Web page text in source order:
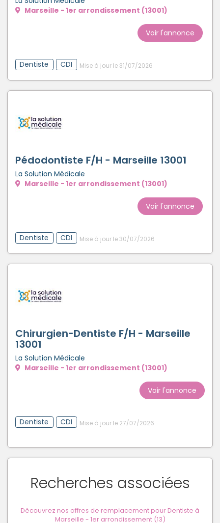
Marseille - 1er arrondissement (13001)
Voir l'annonce
Dentiste CDI Mise à jour le 31/07/2026
Pédodontiste F/H - Marseille 13001
La Solution Médicale
Marseille - 1er arrondissement (13001)
Voir l'annonce
Dentiste CDI Mise à jour le 30/07/2026
Chirurgien-Dentiste F/H - Marseille
13001
La Solution Médicale
Marseille - 1er arrondissement (13001)
Voir l'annonce
Dentiste CDI Mise à jour le 27/07/2026
Recherches associées
Découvrez nos offres de remplacement pour Dentiste à
Marseille - 1er arrondissement (13)